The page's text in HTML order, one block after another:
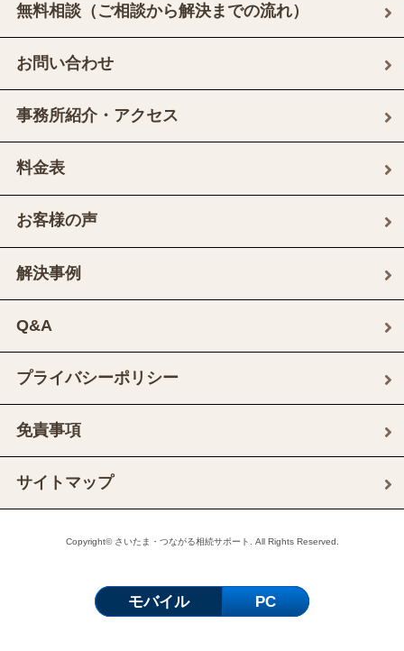
無料相談（ご相談から解決までの流れ）
お問い合わせ
事務所紹介・アクセス
料金表
お客様の声
解決事例
Q&A
プライバシーポリシー
免責事項
サイトマップ
Copyright© さいたま・つながる相続サポート. All Rights Reserved.
モバイル PC